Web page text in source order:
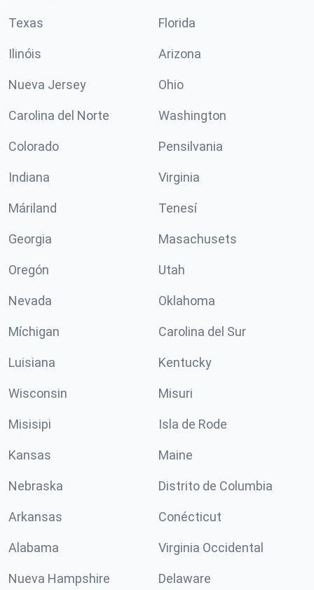
Texas Florida
Ilinóis Arizona
Nueva Jersey Ohio
Carolina del Norte Washington
Colorado Pensilvania
Indiana Virginia
Máriland Tenesí
Georgia Masachusets
Oregón Utah
Nevada Oklahoma
Míchigan Carolina del Sur
Luisiana Kentucky
Wisconsin Misuri
Misisipi Isla de Rode
Kansas Maine
Nebraska Distrito de Columbia
Arkansas Conécticut
Alabama Virginia Occidental
Nueva Hampshire Delaware